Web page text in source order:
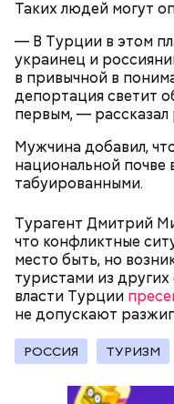
Таких людей могут
— В Турции в этом
украинец и
в привычной в
депортация светит
первым, — рассказал
Мужчина добавил,
национальной почве
табуированными.
Турагент Дмитрий
что конфликтные
место быть, но
туристами из
власти Турции
не допускают
РОССИЯ ТУРИЗМ
несколько лет
— Для группы из пяти
обойдется в
(около 10311 рублей
уточнил он.
Он заметил, что в
ситуация с точки
сохранения
замыливание глаз, —
эксперт.